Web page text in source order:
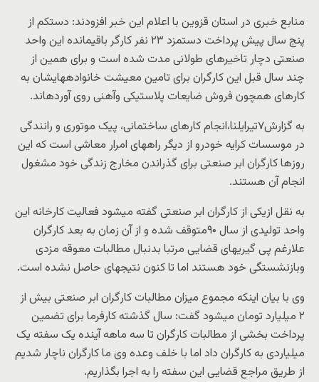
منابع خبری در استان قزوین با اعلام این خبر افزودند: دستکم از
پنج سال پیش پرداخت دستمزد ۲۳ نفر کارگر باقیمانده این واحد
صنعتی دچار تاخیرهای طولانی مدت شده است و برای همین از
چند سال قبل این کارگران برای تامین معیشت خانوادههایشان به
کارهای همچون فروش ضایعات پلاستیکی وآهنی روی آوردهاند.
به گزارش۷تیرایلنا،انجام کارهای ساختمانی، پیک موتوری و رانندگی
در موسسات کرایه خودرو از دیگر راههای امرار معاشی است که این
روزها کارگران ابر صنعتی برای گذراندن مخارج زندگی خود مشغول
انجام آن هستند.
به نقل ازیکی از کارگران ابر صنعتی گفته میشود فعالیت کارخانه این
واحد تولیدی از سال ۹۰متوقف شده و از آن زمان به بعد کارگران
علارغم پی گیریهای قضایی مرتبا بدنبال مطالبات معوقه مزدی
وبازنشستگی خود هستند اما تا کنون نتیجهای حاصل نشده است.
وی با بیان اینکه مجموع میزان مطالبات کارگران ابر صنعتی بیش از
۲ میلیارد تومان میشود گفت: سال گذشته کارفرما برای تضمین
پرداخت بخشی از مطالبات کارگران تا سه ماهه آینده یک سفته یک
میلیاردی به کارگران داد اما با خلف وعده وی ما کارگران ناچار شدیم
از طریق مراجع قضایی این سفته را به اجرا بگذاریم.